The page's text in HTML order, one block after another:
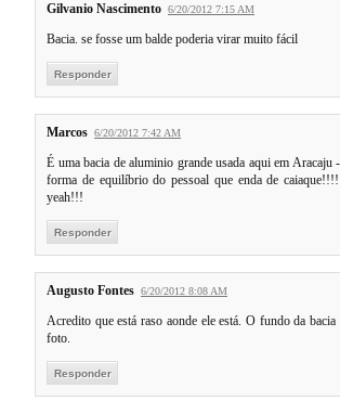
Gilvanio Nascimento 6/20/2012 7:15 AM
Bacia. se fosse um balde poderia virar muito fácil
Responder
Marcos 6/20/2012 7:42 AM
É uma bacia de aluminio grande usada aqui em
forma de equilíbrio do pessoal que enda de
yeah!!!
Responder
Augusto Fontes 6/20/2012 8:08 AM
Acredito que está raso aonde ele está. O fundo da
foto.
Responder